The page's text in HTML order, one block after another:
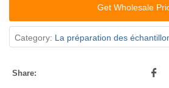
Get Wholesale
Category: La préparation des
Share: